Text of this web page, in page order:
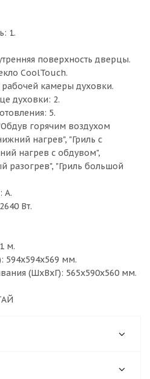
1.
поверхность дверцы.
CoolTouch.
камеры духовки.
духовки: 2.
5.
горячим воздухом
нагрев", "Гриль с
нагрев с обдувом",
разогрев", "Гриль большой
A.
Вт.
м.
594х594х569 мм.
(ШхВхГ): 565х590х560 мм.